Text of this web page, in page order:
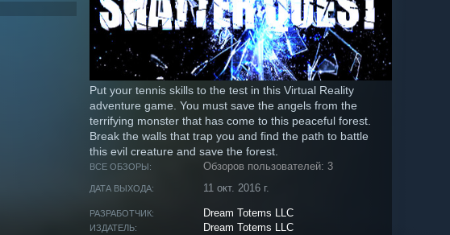
Put your tennis skills to the test in this Virtual Reality
adventure game. You must save the angels from the
terrifying monster that has come to this peaceful forest.
Break the walls that trap you and find the path to battle
this evil creature and save the forest.
ВСЕ ОБЗОРЫ: Обзоров пользователей: 3
ДАТА ВЫХОДА: 11 окт. 2016 г.
РАЗРАБОТЧИК: Dream Totems LLC
ИЗДАТЕЛЬ: Dream Totems LLC